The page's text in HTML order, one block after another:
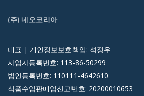
(주) 네오코리아
대표 | 개인정보보호책임: 석정우
사업자등록번호: 113-86-50299
법인등록번호: 110111-4642610
식품수입판매업신고번호: 20200010653